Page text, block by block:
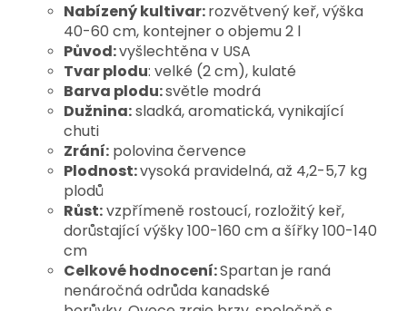
Nabízený kultivar:rozvětvený keř, výška
40-60 cm, kontejner o objemu 2 l
Původ:vyšlechtěna v USA
Tvar plodu: velké (2 cm), kulaté
Barva plodu:světle modrá
Dužnina:sladká, aromatická, vynikající
chuti
Zrání: polovina července
Plodnost:vysoká pravidelná, až 4,2-5,7 kg
plodů
Růst:vzpřímeně rostoucí, rozložitý keř,
dorůstající výšky 100-160 cm a šířky 100-140
cm
Celkové hodnocení:Spartan je raná
nenáročná odrůda kanadské